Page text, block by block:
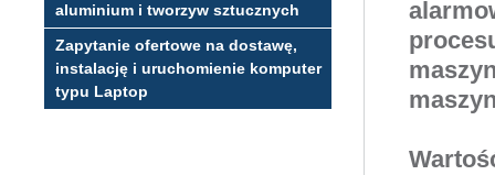
aluminium i tworzyw sztucznych
Zapytanie ofertowe na dostawę,
instalację i uruchomienie komputer
typu Laptop